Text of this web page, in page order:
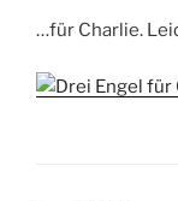
…für Charlie.